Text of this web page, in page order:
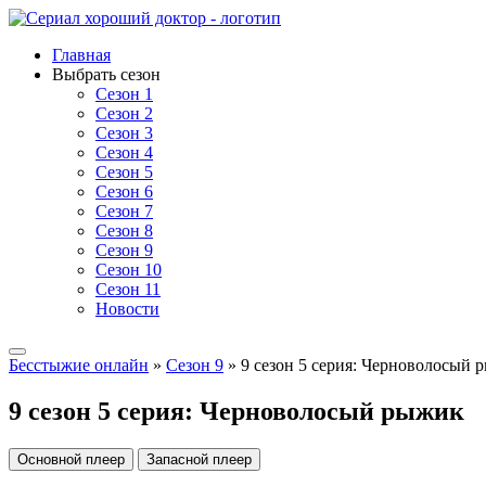
Главная
Выбрать сезон
Сезон 1
Сезон 2
Сезон 3
Сезон 4
Сезон 5
Сезон 6
Сезон 7
Сезон 8
Сезон 9
Сезон 10
Сезон 11
Новости
Бесстыжие онлайн » Сезон 9 » 9 сезон 5 серия: Черноволосый
9 сезон 5 серия: Черноволосый рыжик
Основной плеер Запасной плеер